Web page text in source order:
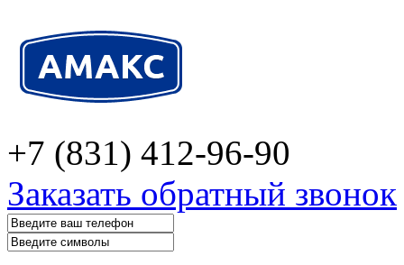
+7 (831) 412-96-90
Заказать обратный звонок